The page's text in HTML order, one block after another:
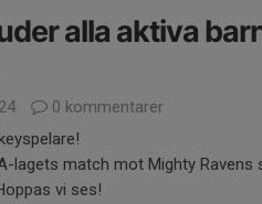
alla aktiva
0 kommentarer
lagets match mot Mighty Ravens
vi ses!